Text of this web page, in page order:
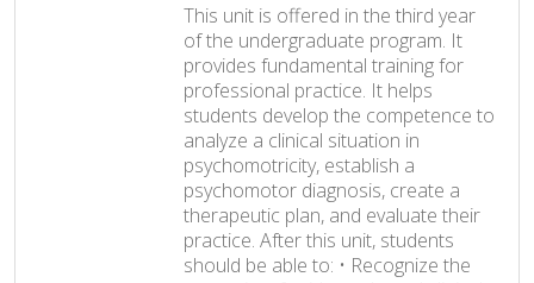
This unit is offered in the third year
of the undergraduate program. It
provides fundamental training for
professional practice. It helps
students develop the competence to
analyze a clinical situation in
psychomotricity, establish a
psychomotor diagnosis, create a
therapeutic plan, and evaluate their
practice. After this unit, students
should be able to: • Recognize the